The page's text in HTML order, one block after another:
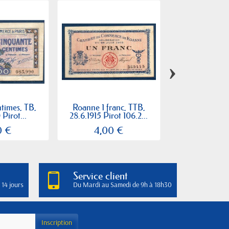
TB,
€
Roanne 1 franc, TTB,
28.6.1915 Pirot 106.2...
4,00 €
›
jours
Service client
Du Mardi au Samedi de 9h à 18h30